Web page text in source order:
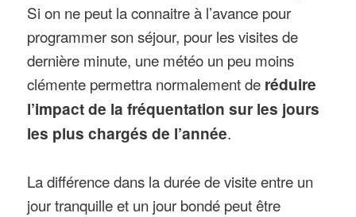
Si on ne peut la connaitre à l’avance pour
programmer son séjour, pour les visites de
dernière minute, une météo un peu moins
clémente permettra normalement de réduire
l’impact de la fréquentation sur les jours
les plus chargés de l’année.
La différence dans la durée de visite entre un
jour tranquille et un jour bondé peut être